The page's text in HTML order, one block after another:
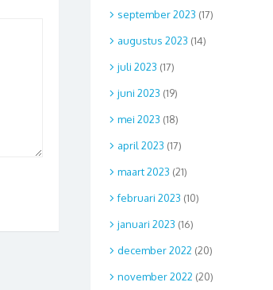
september 2023 (17)
augustus 2023 (14)
juli 2023 (17)
juni 2023 (19)
mei 2023 (18)
april 2023 (17)
maart 2023 (21)
februari 2023 (10)
januari 2023 (16)
december 2022 (20)
november 2022 (20)